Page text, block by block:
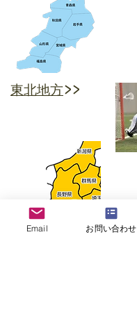
東北地方>>
Email お問い合わせ